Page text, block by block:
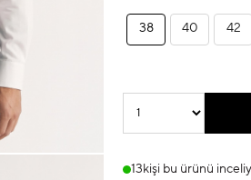
38 40 42
13 kişi bu ürünü